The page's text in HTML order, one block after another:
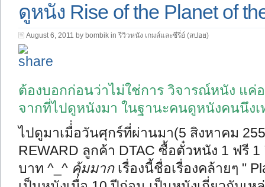
ดูหนัง Rise of the Planet of
August 6, 2011 by bombik inรีวิวหนัง เกมส์และซีรี่ย์ (สปอย)
ต้องบอกก่อนว่าไม่ใช่การ วิจารณ์หนัง แค่
จากที่ไปดูหนังมา ในฐานะคนดูหนังคนนึง
ไปดูมาเมื่่อวันศุกร์ที่ผ่านมา(5 สิงหาคม
REWARD ลูกค้า DTAC ซื้อตั๋วหนัง 1 ฟรี
บาท ^_^ คุ้มมาก เรื่องนี้ชื่อเรื่องคล้ายๆ "